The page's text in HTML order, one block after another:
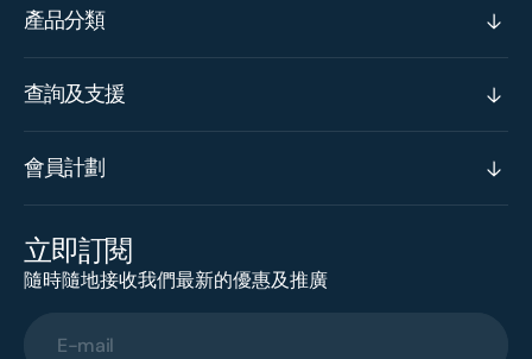
產品分類
查詢及支援
會員計劃
立即訂閱
隨時隨地接收我們最新的優惠及推廣
E-mail